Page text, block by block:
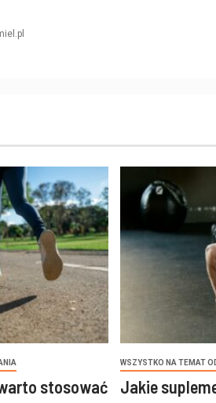
stosować
WSZYSTKO NA TEMAT
Jakie